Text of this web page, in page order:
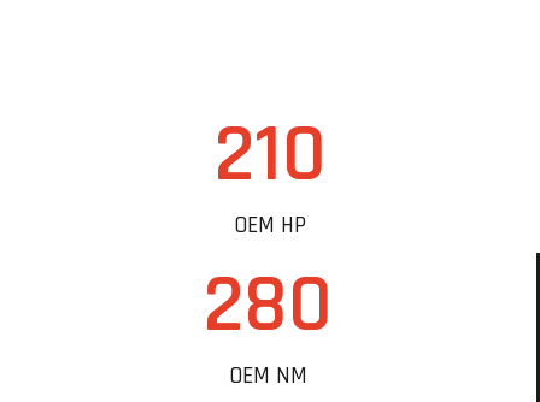
210
OEM HP
280
OEM NM